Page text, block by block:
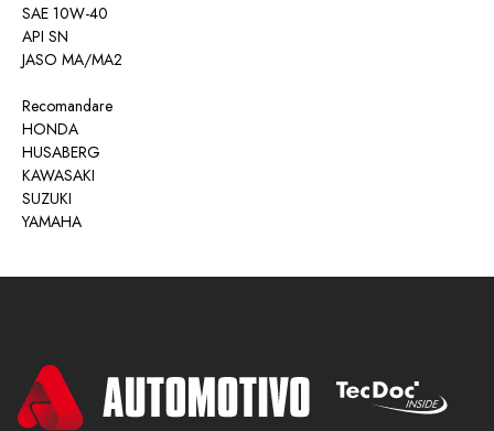
SAE 10W-40
API SN
JASO MA/MA2
Recomandare
HONDA
HUSABERG
KAWASAKI
SUZUKI
YAMAHA
si lina a ambreiajului in timpul pornirii, accelerarii si conducerii la
viteza constanta, permitand astfel o schimbare ușoară a vitezei;
- Datorita bazei sale care contine ester, are proprietati superioare de